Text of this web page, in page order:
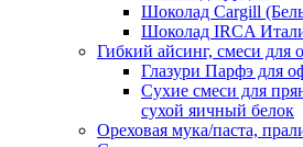
Шоколад Cargill
Шоколад IRCA
Гибкий айсинг, смеси для
Глазури Парфэ для
Сухие смеси для
сухой яичный белок
Ореховая мука/паста,